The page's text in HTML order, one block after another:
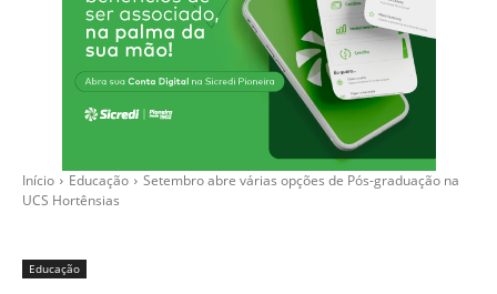
Início Educação
Setembro abre várias opções de Pós-graduação na
UCS Hortênsias
Educação